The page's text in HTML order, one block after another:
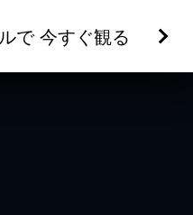
で 今すぐ観る